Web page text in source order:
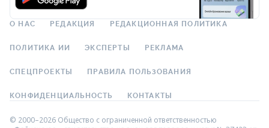
О НАС РЕДАКЦИЯ РЕДАКЦИОННАЯ ПОЛИТИКА
ПОЛИТИКА ИИ ЭКСПЕРТЫ РЕКЛАМА
СПЕЦПРОЕКТЫ ПРАВИЛА ПОЛЬЗОВАНИЯ
КОНФИДЕНЦИАЛЬНОСТЬ КОНТАКТЫ
© 2000–2026 Общество с ограниченной ответственностью